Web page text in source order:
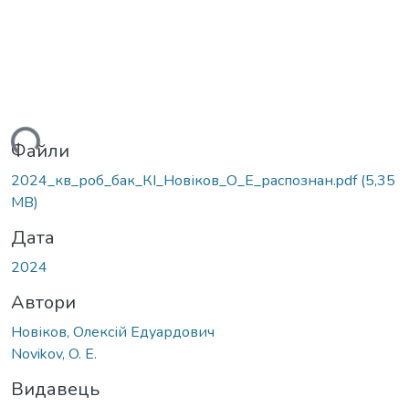
Файли
2024_кв_роб_бак_КІ_Новіков_О_Е_распознан.pdf(5,35
MB)
Дата
2024
Автори
Новіков, Олексій Едуардович
Novikov, O. E.
Видавець